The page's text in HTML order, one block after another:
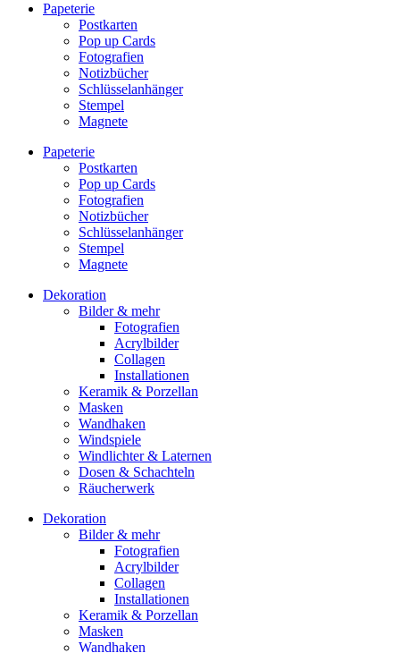
Papeterie
Postkarten
Pop up Cards
Fotografien
Notizbücher
Schlüsselanhänger
Stempel
Magnete
Papeterie
Postkarten
Pop up Cards
Fotografien
Notizbücher
Schlüsselanhänger
Stempel
Magnete
Dekoration
Bilder & mehr
Fotografien
Acrylbilder
Collagen
Installationen
Keramik & Porzellan
Masken
Wandhaken
Windspiele
Windlichter & Laternen
Dosen & Schachteln
Räucherwerk
Dekoration
Bilder & mehr
Fotografien
Acrylbilder
Collagen
Installationen
Keramik & Porzellan
Masken
Wandhaken